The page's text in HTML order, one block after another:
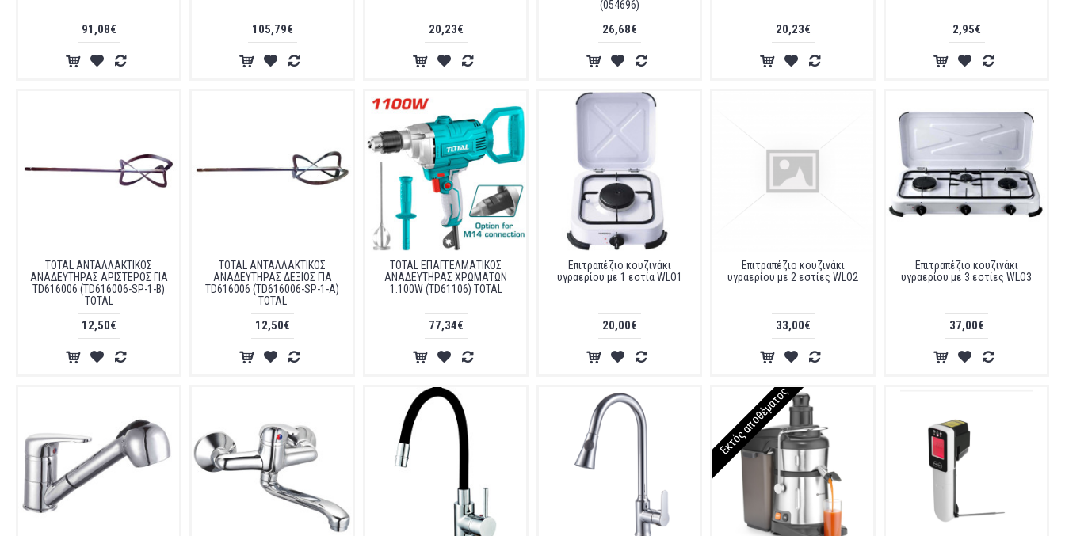
91,08€ 105,79€ 20,23€
(054696)
26,68€ 20,23€ 2,95€
TOTAL ΑΝΤΑΛΛΑΚΤΙΚΟΣ
ΑΝΑΔΕΥΤΗΡΑΣ ΑΡΙΣΤΕΡΟΣ ΓΙΑ
TD616006 (TD616006-SP-1-B)
TOTAL
12,50€
TOTAL ΑΝΤΑΛΛΑΚΤΙΚΟΣ
ΑΝΑΔΕΥΤΗΡΑΣ ΔΕΞΙΟΣ ΓΙΑ
TD616006 (TD616006-SP-1-A)
TOTAL
12,50€
TOTAL ΕΠΑΓΓΕΛΜΑΤΙΚΟΣ
ΑΝΑΔΕΥΤΗΡΑΣ ΧΡΩΜΑΤΩΝ
1.100W (TD61106) TOTAL
77,34€
Επιτραπέζιο κουζινάκι
υγραερίου με 1 εστία WLO1
20,00€
Επιτραπέζιο κουζινάκι
υγραερίου με 2 εστίες WLΟ2
33,00€
Επιτραπέζιο κουζινάκι
υγραερίου με 3 εστίες WLΟ3
37,00€
Εκτός αποθέματος